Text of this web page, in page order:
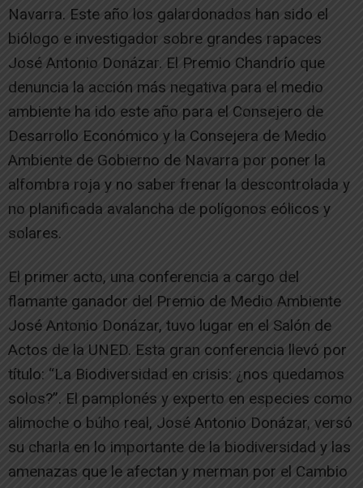
Navarra. Este año los galardonados han sido el
biólogo e investigador sobre grandes rapaces
José Antonio Donázar. El Premio Chandrío que
denuncia la acción más negativa para el medio
ambiente ha ido este año para el Consejero de
Desarrollo Económico y la Consejera de Medio
Ambiente de Gobierno de Navarra por poner la
alfombra roja y no saber frenar la descontrolada y
no planificada avalancha de polígonos eólicos y
solares.
El primer acto, una conferencia a cargo del
flamante ganador del Premio de Medio Ambiente
José Antonio Donázar, tuvo lugar en el Salón de
Actos de la UNED. Esta gran conferencia llevó por
título: “La Biodiversidad en crisis: ¿nos quedamos
solos?”. El pamplonés y experto en especies como
alimoche o búho real, José Antonio Donázar, versó
su charla en lo importante de la biodiversidad y las
amenazas que le afectan y merman por el Cambio